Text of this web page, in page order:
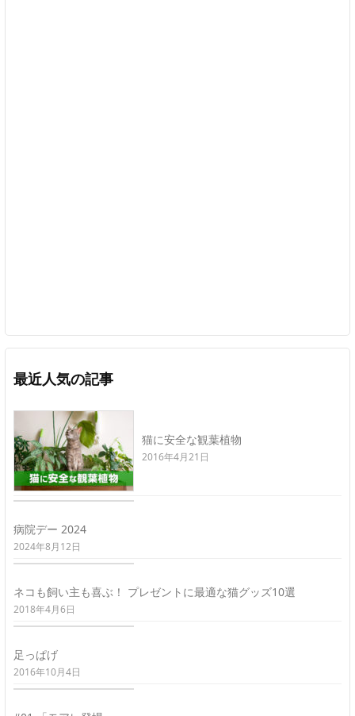
最近人気の記事
猫に安全な観葉植物
2016年4月21日
病院デー 2024
2024年8月12日
ネコも飼い主も喜ぶ！ プレゼントに最適な猫グッズ10選
2018年4月6日
足っぱげ
2016年10月4日